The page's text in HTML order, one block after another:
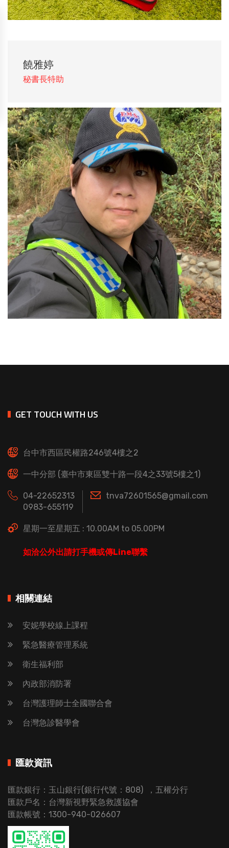
饒雅婷
秘書長特助
GET TOUCH WITH US
台中市西區民權路246號4樓之2
一中分部 (臺中市東區雙十路一段4之33號5樓之1)
04-22652313
0983-655119
tnva72601565@gmail.com
星期一至星期五 : 10.00AM to 05.00PM
如洽公外出請打手機或傳Line聯繫
相關連結
安妮學校線上課程
緊急醫療管理系統
衛生福利部
內政部消防署
台灣護理師士全國聯合會
台灣急診醫學會
匯款資訊
匯款銀行：玉山銀行(銀行代號：808) ，五權分行
匯款戶名：台灣新視野緊急救護協會
匯款帳號：1300-940-026607